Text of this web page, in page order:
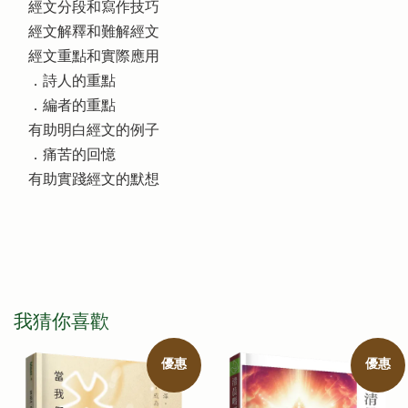
經文分段和寫作技巧
經文解釋和難解經文
經文重點和實際應用
．詩人的重點
．編者的重點
有助明白經文的例子
．痛苦的回憶
有助實踐經文的默想
我猜你喜歡
優惠 優惠